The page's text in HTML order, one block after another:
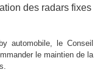
des radars fixes
automobile, le Conseil
le maintien de la